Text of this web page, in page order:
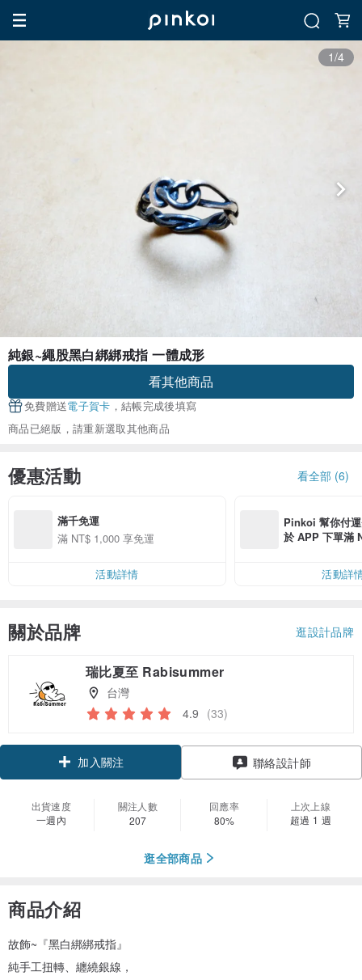
1/4
純銀~繩股黑白綁綁戒指 一體成形
看其他商品
免費贈送電子賀卡 ，結帳完成後填寫
商品已絕版，請重新選取其他商品
優惠活動 看全部 (6)
滿千免運
滿 NT$ 1,000 享免運
活動詳情
Pinkoi 幫你付
於 APP 下單滿
活動詳
關於品牌 逛設計品牌
瑞比夏至 Rabisummer
台灣
4.9 (33)
加入關注 聯絡設計師
出貨速度
一週內
關注人數
207
回應率
80%
上次上線
超過 1 週
逛全部商品
商品介紹
故飾~『黑白綁綁戒指』
純手工扭轉、纏繞銀線，